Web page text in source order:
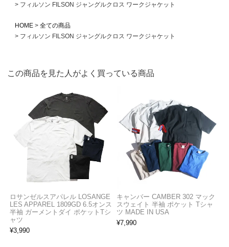
フィルソン FILSON ジャングルクロス ワークジャケット
HOME
全ての商品
フィルソン FILSON ジャングルクロス ワークジャケット
この商品を見た人がよく買っている商品
ロサンゼルスアパレル LOSANGE
LES APPAREL 1809GD 6.5オンス
半袖 ガーメントダイ ポケットTシ
ャツ
¥3,990
キャンバー CAMBER 302 マック
スウェイト 半袖 ポケット Tシャ
ツ MADE IN USA
¥7,990